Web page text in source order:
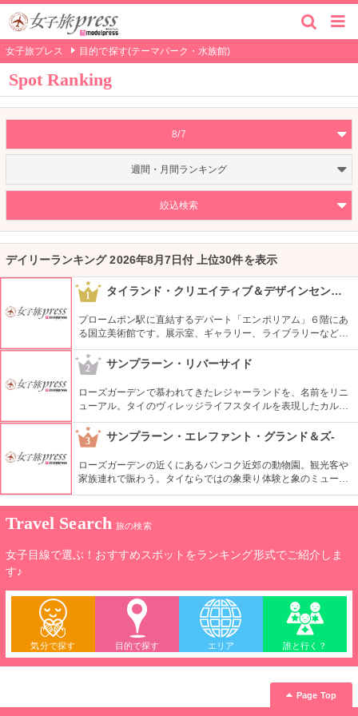
女子旅プレス 目的で探す(テーマパーク・水族館)
Spot Ranking
8/7
週間・月間ランキング
絞込検索
デイリーランキング 2026年8月7日付 上位30件を表示
1 タイランド・クリエイティブ＆デザインセンター(TCDC)
プロームポン駅に直結するデパート「エンポリアム」６階にあ
る国立美術館です。展示室、ギャラリー、ライブラリーなどク
リエイティブスペースが充実しています。併設されているミュ
ージアムショップでは、タイの若手デザイナーによる個性的な
雑貨を販売しています。モダンなカフェでティータイムも楽し
めます。
2 サンプラーン・リバーサイド
ローズガーデンで慕われてきたレジャーランドを、名前をリニ
ューアル。タイのヴィレッジライフスタイルを表現したカルチ
ャーショーが有名。宿泊施設も完備しており、他にもゴルフや
スパ、文化体験を楽しむこともできます。
3 サンプラーン・エレファント・グランド＆ズ-
ローズガーデンの近くにあるバンコク近郊の動物園。観光客や
家族連れで賑わう。タイならではの象乗り体験と象のミュージ
カルショー、人とワニのレスリング・ショーなどは必見。
Travel Search 旅の検索
女子目線で選ぶ！おすすめスポットをランキング形式でご紹介しま
す♪
気分で探す 目的で探す エリア 誰と行く？
Page Top